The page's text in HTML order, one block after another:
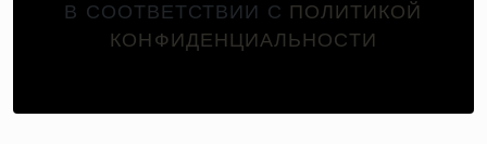
В СООТВЕТСТВИИ С ПОЛИТИКОЙ
КОНФИДЕНЦИАЛЬНОСТИ